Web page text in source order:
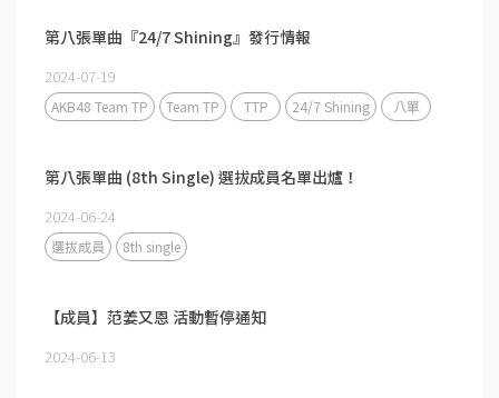
第八張單曲『24/7 Shining』發行情報
2024-07-19
AKB48 Team TP Team TP TTP 24/7 Shining 八單
第八張單曲 (8th Single) 選拔成員名單出爐！
2024-06-24
選拔成員 8th single
【成員】范姜又恩 活動暫停通知
2024-06-13